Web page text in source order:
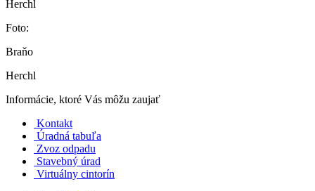
Herchl
Foto:
Braňo
Herchl
Informácie, ktoré Vás môžu zaujať
Kontakt
Úradná tabuľa
Zvoz odpadu
Stavebný úrad
Virtuálny cintorín